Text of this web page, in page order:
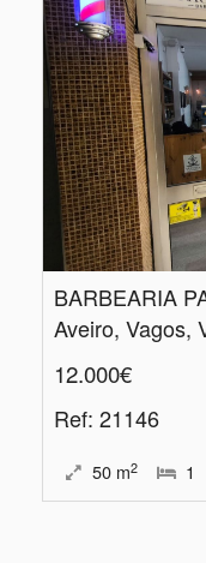
BARBEARIA
Aveiro, Vagos,
12.000€
Ref: 21146
50 m2 1